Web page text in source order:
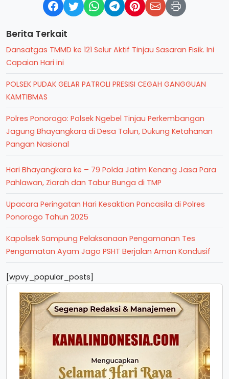
Berita Terkait
Dansatgas TMMD ke 121 Selur Aktif Tinjau Sasaran Fisik. Ini
Capaian Hari ini
POLSEK PUDAK GELAR PATROLI PRESISI CEGAH GANGGUAN
KAMTIBMAS
Polres Ponorogo: Polsek Ngebel Tinjau Perkembangan
Jagung Bhayangkara di Desa Talun, Dukung Ketahanan
Pangan Nasional
Hari Bhayangkara ke – 79 Polda Jatim Kenang Jasa Para
Pahlawan, Ziarah dan Tabur Bunga di TMP
Upacara Peringatan Hari Kesaktian Pancasila di Polres
Ponorogo Tahun 2025
Kapolsek Sampung Pelaksanaan Pengamanan Tes
Pengamatan Ayam Jago PSHT Berjalan Aman Kondusif
[wpvy_popular_posts]